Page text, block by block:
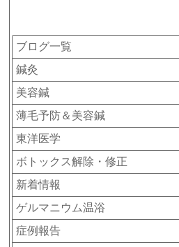
ブログ一覧
鍼灸
美容鍼
薄毛予防＆美容鍼
東洋医学
ボトックス解除・修正
新着情報
ゲルマニウム温浴
症例報告